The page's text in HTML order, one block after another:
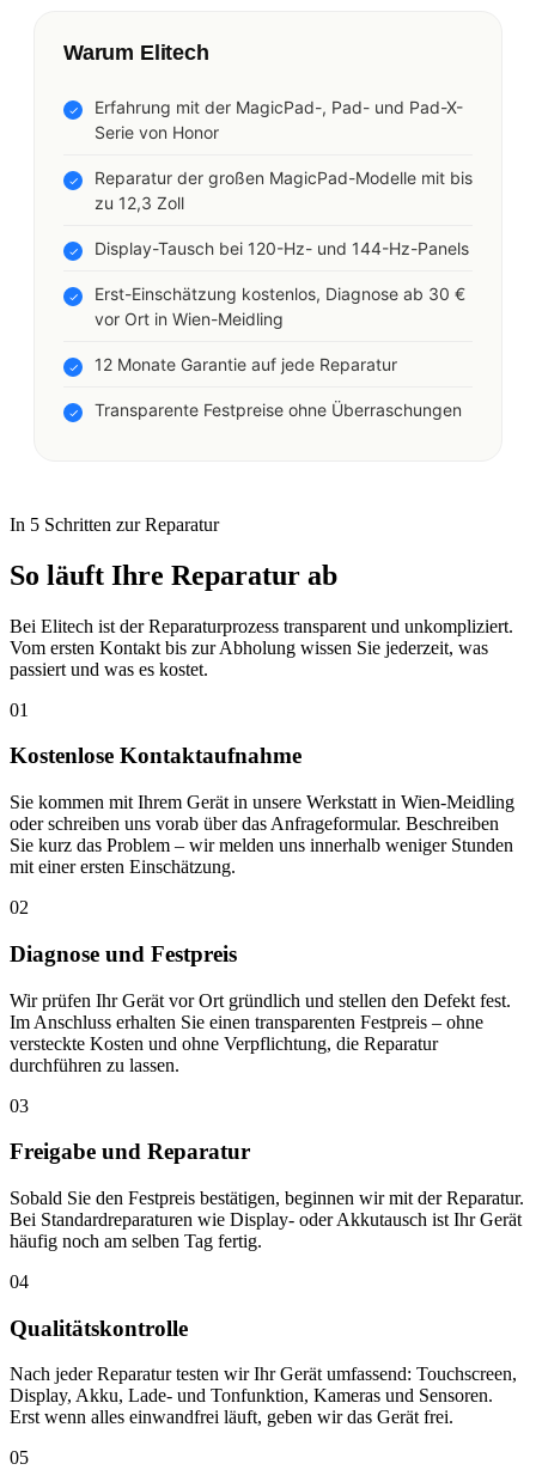
Warum Elitech
Erfahrung mit der MagicPad-, Pad- und Pad-X-
Serie von Honor
Reparatur der großen MagicPad-Modelle mit bis
zu 12,3 Zoll
Display-Tausch bei 120-Hz- und 144-Hz-Panels
Erst-Einschätzung kostenlos, Diagnose ab 30 €
vor Ort in Wien-Meidling
12 Monate Garantie auf jede Reparatur
Transparente Festpreise ohne Überraschungen
In 5 Schritten zur Reparatur
So läuft Ihre Reparatur ab
Bei Elitech ist der Reparaturprozess transparent und unkompliziert.
Vom ersten Kontakt bis zur Abholung wissen Sie jederzeit, was
passiert und was es kostet.
01
Kostenlose Kontaktaufnahme
Sie kommen mit Ihrem Gerät in unsere Werkstatt in Wien-Meidling
oder schreiben uns vorab über das Anfrageformular. Beschreiben
Sie kurz das Problem – wir melden uns innerhalb weniger Stunden
mit einer ersten Einschätzung.
02
Diagnose und Festpreis
Wir prüfen Ihr Gerät vor Ort gründlich und stellen den Defekt fest.
Im Anschluss erhalten Sie einen transparenten Festpreis – ohne
versteckte Kosten und ohne Verpflichtung, die Reparatur
durchführen zu lassen.
03
Freigabe und Reparatur
Sobald Sie den Festpreis bestätigen, beginnen wir mit der Reparatur.
Bei Standardreparaturen wie Display- oder Akkutausch ist Ihr Gerät
häufig noch am selben Tag fertig.
04
Qualitätskontrolle
Nach jeder Reparatur testen wir Ihr Gerät umfassend: Touchscreen,
Display, Akku, Lade- und Tonfunktion, Kameras und Sensoren.
Erst wenn alles einwandfrei läuft, geben wir das Gerät frei.
05